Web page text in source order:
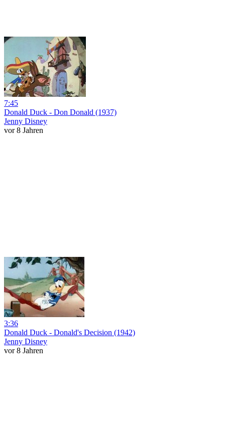
7:45
Donald Duck - Don Donald (1937)
Jenny Disney
vor 8 Jahren
3:36
Donald Duck - Donald's Decision (1942)
Jenny Disney
vor 8 Jahren